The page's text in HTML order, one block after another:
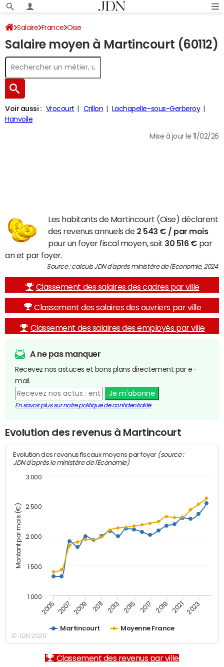
Salaire France Oise
Salaire moyen à Martincourt (60112)
Voir aussi : Vrocourt Crillon
Lachapelle-sous-Gerberoy
Hanvoile
Mise à jour le 11/02/26
Les habitants de Martincourt (Oise) déclarent
des revenus annuels de 2 543 € / par mois
pour un foyer fiscal moyen, soit 30 516 € par
an et par foyer.
Source : calculs JDN d'après ministère de l'Economie, 2024
Classement des salaires des cadres par ville
Classement des salaires des ouvriers par ville
Classement des salaires des employés par ville
A ne pas manquer
Recevez nos astuces et bons plans directement par e-
mail.
Je m'abonne
En savoir plus sur notre politique de confidentialité
Evolution des revenus à Martincourt
Montant par mois (€)
Evolution des revenus fiscaux moyens par foyer (source :
JDN d'après le ministère de l'Economie)
Martincourt Moyenne France
2005 2007 2009 2011 2013 2015 2017 2019 2021 2023
1 000
1 500
2 000
2 500
3 000
© JDN 2026
Classement des revenus par ville